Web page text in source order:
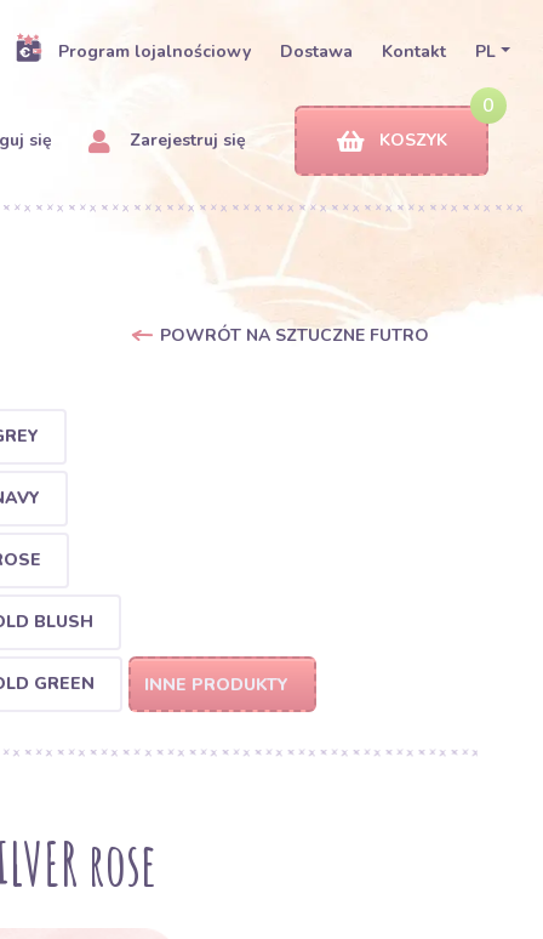
Program lojalnościowy Dostawa Kontakt PL
się Zarejestruj się
0
KOSZYK
POWRÓT NA SZTUCZNE FUTRO
BLUSH
GREEN INNE PRODUKTY
rose